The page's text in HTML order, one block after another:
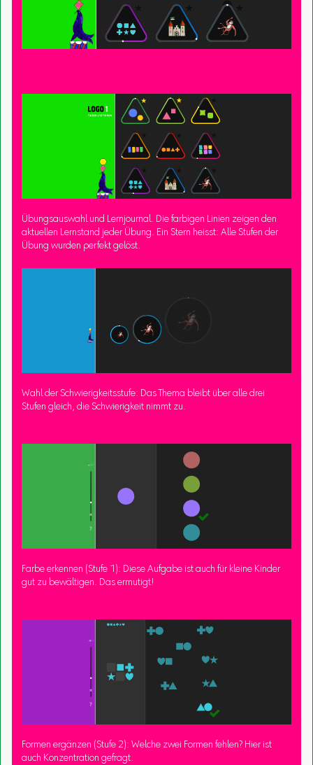
Übungsauswahl und Lernjournal. Die farbigen Linien zeigen den
aktuellen Lernstand jeder Übung. Ein Stern heisst: Alle Stufen der
Übung wurden perfekt gelöst.
Wahl der Schwierigkeitsstufe: Das Thema bleibt über alle drei
Stufen gleich, die Schwierigkeit nimmt zu.
Farbe erkennen (Stufe 1): Diese Aufgabe ist auch für kleine Kinder
gut zu bewältigen. Das ermutigt!
Formen ergänzen (Stufe 2): Welche zwei Formen fehlen? Hier ist
auch Konzentration gefragt.